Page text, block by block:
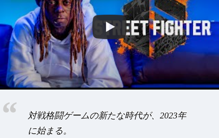
対戦格闘ゲームの新たな時代が、2023年
に始まる。